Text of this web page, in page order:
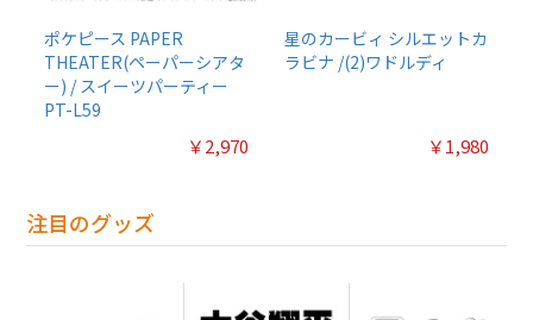
ポケピース PAPER
THEATER(ペーパーシアタ
ー) / スイーツパーティー
PT-L59
￥2,970
星のカービィ シルエットカ
ラビナ /(2)ワドルディ
￥1,980
注目のグッズ